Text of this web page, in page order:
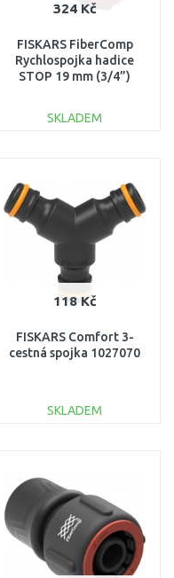
324 Kč
FISKARS FiberComp
Rychlospojka hadice
STOP 19 mm (3/4”)
SKLADEM
118 Kč
FISKARS Comfort 3-
cestná spojka 1027070
SKLADEM
Porovnat